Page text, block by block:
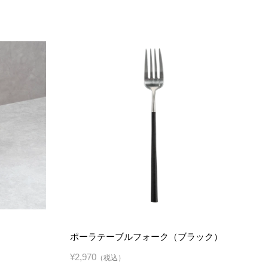
ポーラテーブルフォーク（ブラック）
¥2,970 （税込）